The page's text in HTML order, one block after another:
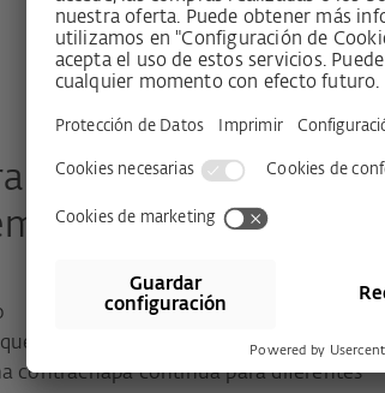
de la puerta y a la
sólo es necesario fijar una parte
contrachapa continua para diferentes